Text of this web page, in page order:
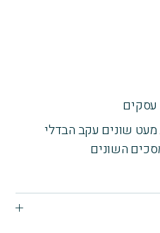
מעט שונים עקב הבדלי
השונים